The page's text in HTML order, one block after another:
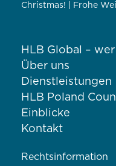
Christmas! | Frohe
HLB Global –
Über uns
Dienstleistungen
HLB Poland
Einblicke
Kontakt
Rechtsinformation